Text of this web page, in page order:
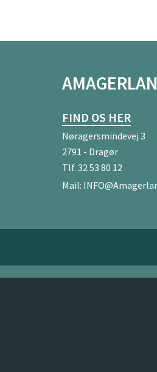
FIND OS HER
Nøragersmindevej 3
2791 - Dragør
Tlf. 32 53 80 12
Mail: